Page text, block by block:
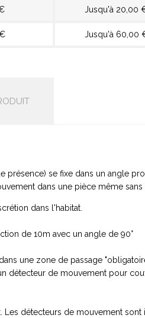
Jusqu'à 20,00
Jusqu'à 60,00
présence) se fixe dans un angle
dans une pièce même
dans l'habitat.
de 10m avec un angle de 90°
une zone de passage
détecteur de mouvement pour
détecteurs de mouvement sont